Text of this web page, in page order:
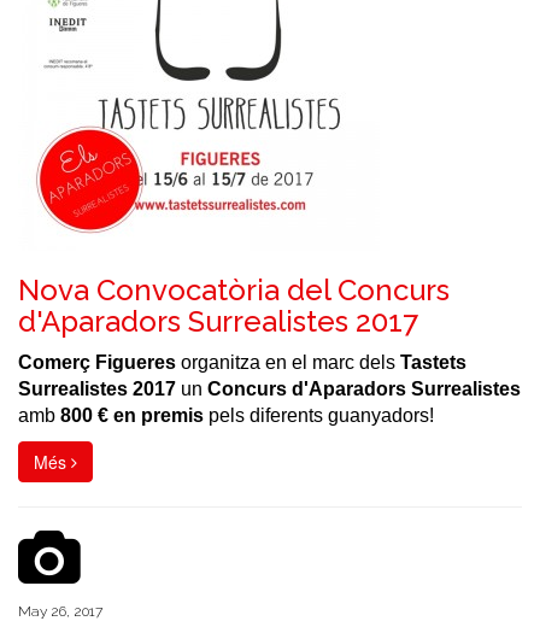
Nova Convocatòria del Concurs
d'Aparadors Surrealistes 2017
Comerç Figueres organitza en el marc dels Tastets
Surrealistes 2017 un Concurs d'Aparadors Surrealistes
amb 800 € en premis pels diferents guanyadors!
Més
May 26, 2017